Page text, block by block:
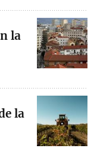
la
la